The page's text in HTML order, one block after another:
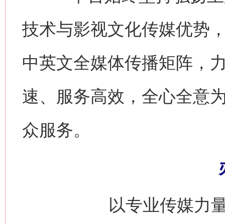
技术与影视文化传媒优势
中英文全媒体传播矩阵，
速、服务高效，全心全意
众服务。
以专业传媒力